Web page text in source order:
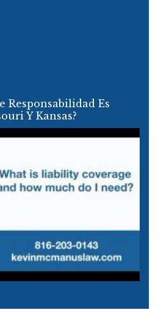
Responsabilidad Es
Y Kansas?